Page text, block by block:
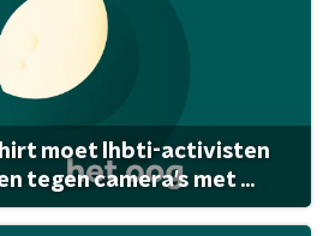
moet lhbti-activisten
tegen camera's met ...